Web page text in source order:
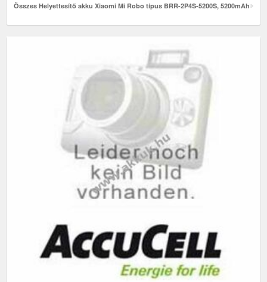
Összes Helyettesítő akku Xiaomi Mi Robo típus BRR-2P4S-5200S, 5200mAh